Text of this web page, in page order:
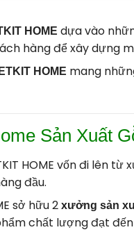
HOME dựa vào
hàng để xây dựng
HOME mang
Sản Xuất
HOME vốn đi lên
đầu.
sở hữu 2 xưởng sản
chất lượng đạt